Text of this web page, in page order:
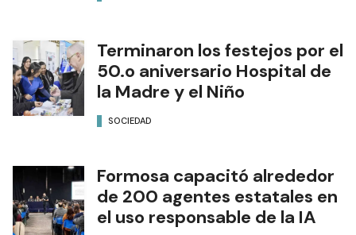
Terminaron los festejos por el
50.o aniversario Hospital de
la Madre y el Niño
SOCIEDAD
Formosa capacitó alrededor
de 200 agentes estatales en
el uso responsable de la IA